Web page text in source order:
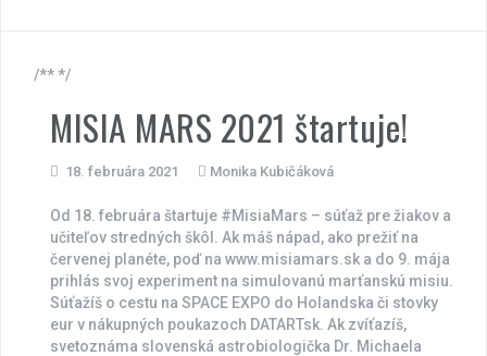
/** */
MISIA MARS 2021 štartuje!
18. februára 2021 Monika Kubičáková
Od 18. februára štartuje #MisiaMars – súťaž pre žiakov a
učiteľov stredných škôl. Ak máš nápad, ako prežiť na
červenej planéte, poď na www.misiamars.sk a do 9. mája
prihlás svoj experiment na simulovanú marťanskú misiu.
Súťažíš o cestu na SPACE EXPO do Holandska či stovky
eur v nákupných poukazoch DATARTsk. Ak zvíťazíš,
svetoznáma slovenská astrobiologička Dr. Michaela